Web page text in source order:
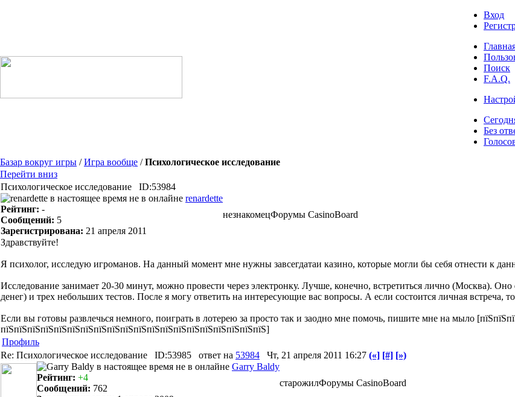
Вход
Поиск
F.A.Q.
Без
Базар вокруг игры /Игра вообще /Психологическое исследование
Перейти вниз
Психологическое исследование
ID:53984
renardette
Рейтинг: -
Сообщений: 5
Зарегистрирована: 21 апреля 2011
незнакомецФорумы CasinoBoard
Здравствуйте!
Я психолог, исследую игроманов. На данный момент мне нужны завсегдатаи казино, которые могли бы себя отнести к
Исследование занимает 20-30 минут, можно провести через электронку. Лучше, конечно, встретиться лично (Москва).
денег) и трех небольших тестов. После я могу ответить на интересующие вас вопросы. А если состоится личная встреча,
Если вы готовы развлечься немного, поиграть в лотерею за просто так и заодно мне помочь, пишите мне на мыло
пїЅпїЅпїЅпїЅпїЅпїЅпїЅпїЅпїЅпїЅпїЅпїЅпїЅпїЅпїЅпїЅпїЅпїЅпїЅпїЅ]
Профиль
Re: Психологическое исследование
ID:53985 ответ на 53984 Чт, 21 апреля 2011 16:27 («] [#] [»)
Garry Baldy
Рейтинг: +4
Сообщений: 762
старожилФорумы CasinoBoard